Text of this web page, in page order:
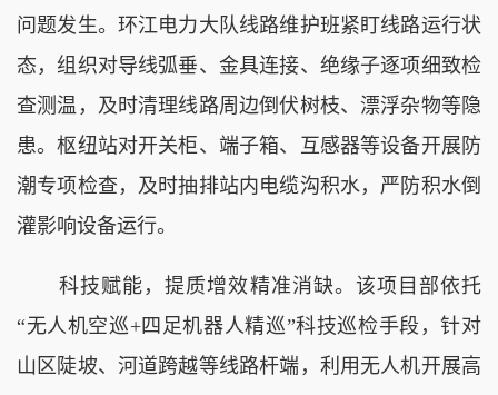
问题发生。环江电力大队线路维护班紧盯线路运行状
态，组织对导线弧垂、金具连接、绝缘子逐项细致检
查测温，及时清理线路周边倒伏树枝、漂浮杂物等隐
患。枢纽站对开关柜、端子箱、互感器等设备开展防
潮专项检查，及时抽排站内电缆沟积水，严防积水倒
灌影响设备运行。
科技赋能，提质增效精准消缺。该项目部依托
“无人机空巡+四足机器人精巡”科技巡检手段，针对
山区陡坡、河道跨越等线路杆端，利用无人机开展高